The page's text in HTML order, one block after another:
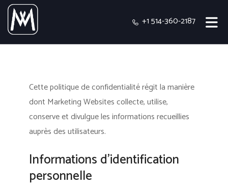
+1 514-360-2187
Cette politique de confidentialité régit la manière
dont Marketing Websites collecte, utilise,
conserve et divulgue les informations recueillies
auprès des utilisateurs.
Informations d’identification
personnelle